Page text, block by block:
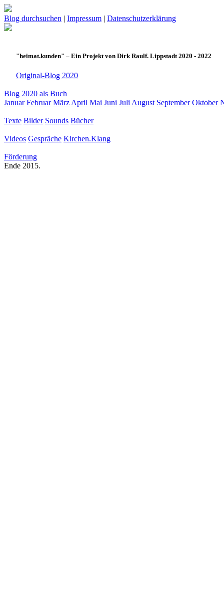
Blog durchsuchen | Impressum | Datenschutzerklärung
"heimat.kunden" – Ein Projekt von Dirk Raulf. Lippstadt 2020 - 2022
Original-Blog 2020
Blog 2020 als Buch
Januar Februar März April Mai Juni Juli August September Oktober
Texte Bilder Sounds Bücher
Videos Gespräche Kirchen.Klang
Förderung
Ende 2015.